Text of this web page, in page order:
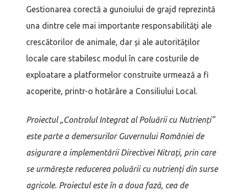
Gestionarea corectă a gunoiului de grajd reprezintă
una dintre cele mai importante responsabilități ale
crescătorilor de animale, dar și ale autorităților
locale care stabilesc modul în care costurile de
exploatare a platformelor construite urmează a fi
acoperite, printr-o hotărâre a Consiliului Local.
Proiectul „Controlul Integrat al Poluării cu Nutrienți”
este parte a demersurilor Guvernului României de
asigurare a implementării Directivei Nitrați, prin care
se urmărește reducerea poluării cu nutrienți din surse
agricole. Proiectul este în a doua fază, cea de